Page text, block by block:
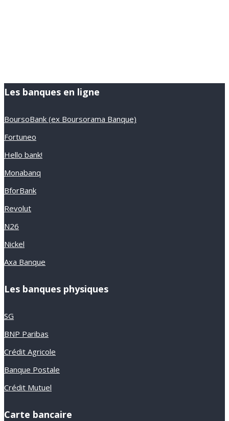
Les banques en ligne
BoursoBank (ex Boursorama Banque)
Fortuneo
Hello bank!
Monabanq
BforBank
Revolut
N26
Nickel
Axa Banque
Les banques physiques
SG
BNP Paribas
Crédit Agricole
Banque Postale
Crédit Mutuel
Carte bancaire